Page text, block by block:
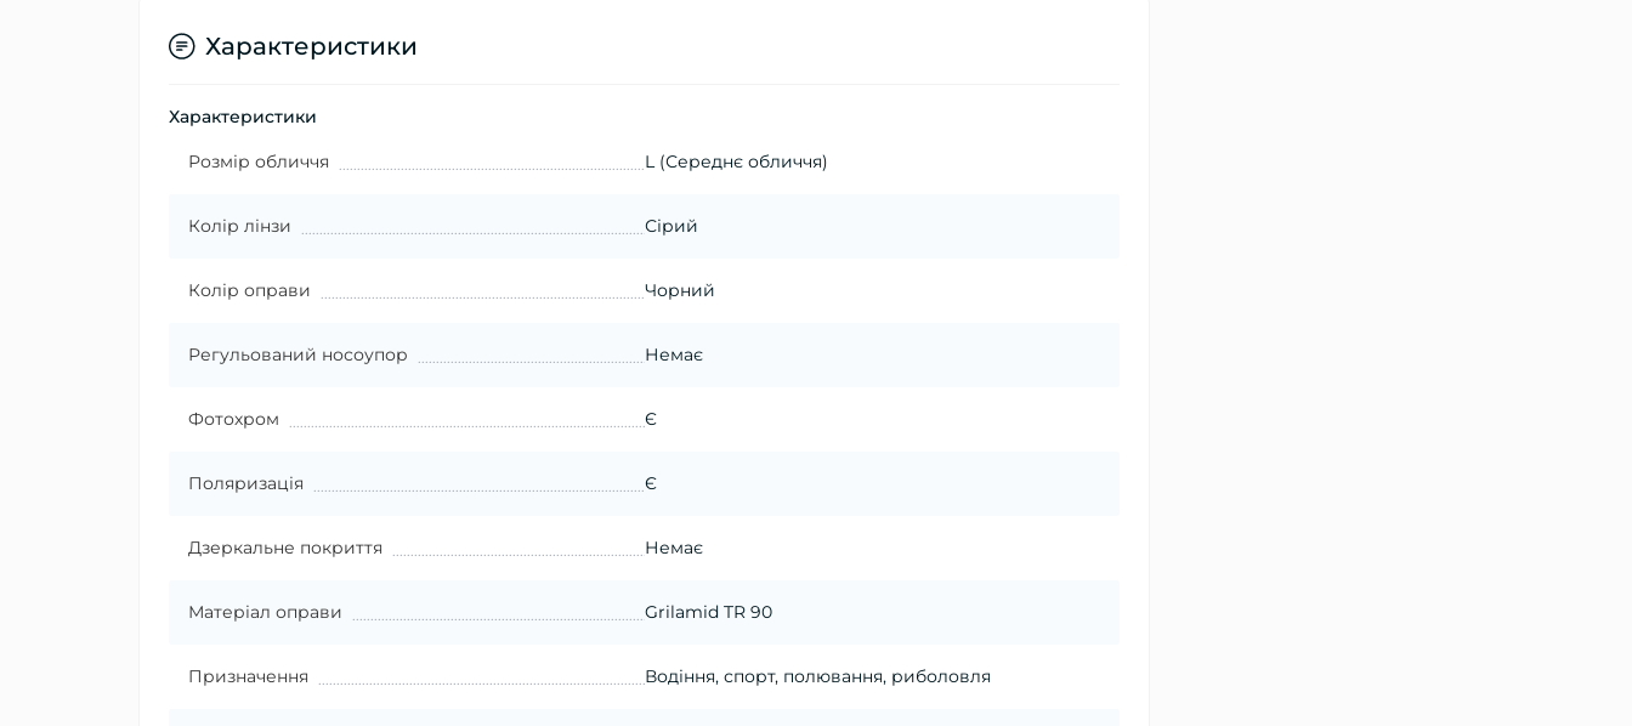
Характеристики
Характеристики
Розмір обличчя L (Середнє обличчя)
Колір лінзи Сірий
Колір оправи Чорний
Регульований носоупор Немає
Фотохром Є
Поляризація Є
Дзеркальне покриття Немає
Матеріал оправи Grilamid TR 90
Призначення Водіння, спорт, полювання, риболовля